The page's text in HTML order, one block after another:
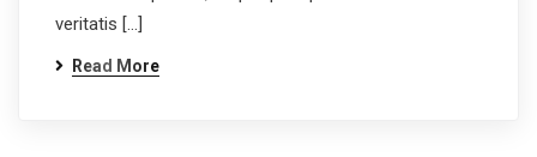
veritatis […]
Read More